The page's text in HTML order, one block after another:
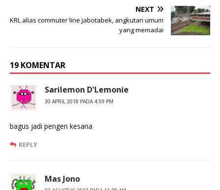
NEXT
KRL alias commuter line jabotabek, angkutan umum
yang memadai
19 KOMENTAR
Sarilemon D'Lemonie
30 APRIL 2018 PADA 4:59 PM
bagus jadi pengen kesana
REPLY
Mas Jono